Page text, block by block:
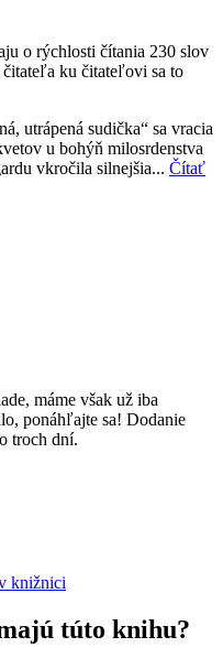
o rýchlosti čítania 230 slov
ku čitateľovi sa to
utrápená sudička“ sa vracia
u bohýň milosrdenstva
vkročila silnejšia... Čítať
máme však už iba
ponáhľajte sa! Dodanie
troch dní.
knižnici
túto knihu?